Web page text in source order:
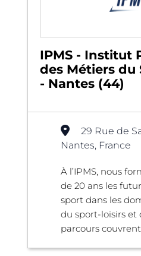
IPMS - Institut
des Métiers du
- Nantes (44)
29 Rue de
Nantes, France
À l’IPMS, nous
de 20 ans les
sport dans les
du sport-loisirs et
parcours